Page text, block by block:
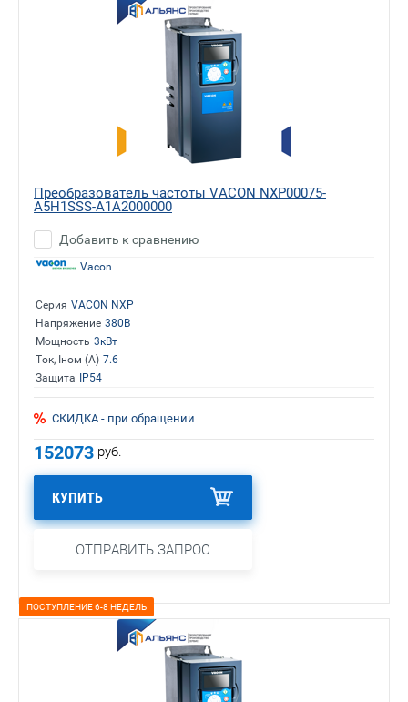
Преобразователь частоты VACON NXP00075-
A5H1SSS-A1A2000000
Добавить к сравнению
Vacon
Серия VACON NXP
Напряжение 380В
Мощность 3кВт
Ток, Iном (А) 7.6
Защита IP54
СКИДКА - при обращении
152073 руб.
КУПИТЬ
ОТПРАВИТЬ ЗАПРОС
ПОСТУПЛЕНИЕ 6-8 НЕДЕЛЬ